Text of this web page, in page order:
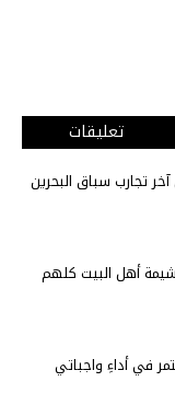
تعليقات
في آخر تجارب سباق البحرين
أهل البيت كلهم
في أداءِ واجباتي